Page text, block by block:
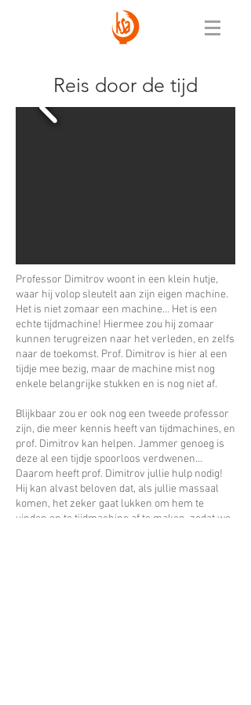
Reis door de tijd
Professor Dimitrov woont in een klein hutje,
waar hij volop sleutelt aan zijn eigen machine.
Het is niet zomaar een machine… Het is een
echte tijdmachine! Hiermee zou hij zomaar
kunnen terugreizen naar het verleden, en zelfs
naar de toekomst. Prof. Dimitrov is hier al een
tijdje mee bezig, maar de machine mist nog
enkele belangrijke stukken en is nog niet af.
Blijkbaar zou er ook nog een tweede professor
zijn, die meer kennis heeft van tijdmachines, en
prof. Dimitrov kan helpen. Jammer genoeg is
deze al een tijdje spoorloos verdwenen…
Daarom heeft prof. Dimitrov jullie hulp nodig!
Hij kan alvast beloven dat, als jullie massaal
komen, het zeker gaat lukken om hem te
vinden en te tijdmachine af te maken, zodat we